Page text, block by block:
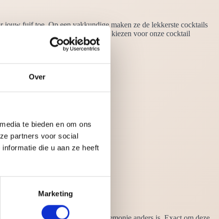
Over
te bieden en om ons
partners voor social
die u aan ze heeft
Marketing
jouw fuif toe. Op een vakkundige maken ze de lekkerste cocktails
niet ontbreken. Maar waarom kiezen voor onze cocktail